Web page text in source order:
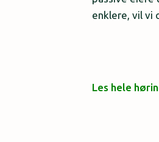
enklere, vil vi
Les hele